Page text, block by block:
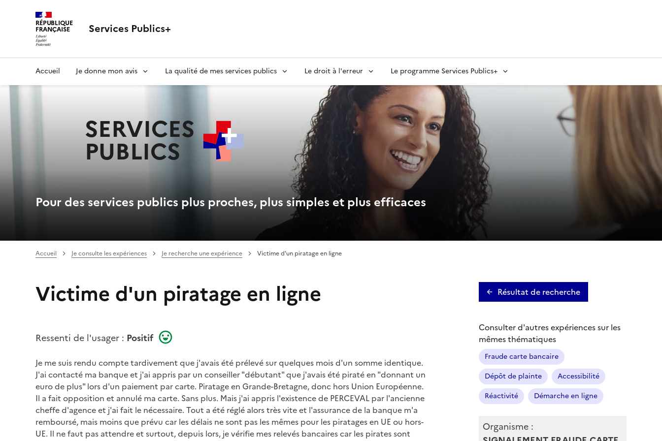
RÉPUBLIQUE
FRANÇAISE Services Publics+
principaleAccueil Je donne mon avis La qualité de mes services publics Le droit à l'erreur Le programme Services Publics+
SERVICES
PUBLICS
Pour des services publics plus proches, plus simples et plus efficaces
Accueil Je consulte les expériences Je recherche une expérience Victime d'un piratage en ligne
Victime d'un piratage en ligne
Ressenti de l'usager : Positif
Je me suis rendu compte tardivement que j'avais été prélevé sur quelques mois d'un somme identique.
J'ai contacté ma banque et j'ai appris par un conseiller "débutant" que j'avais été piraté en "donnant un
euro de plus" lors d'un paiement par carte. Piratage en Grande-Bretagne, donc hors Union Européenne.
Il a fait opposition et annulé ma carte. Sans plus. Mais j'ai appris l'existence de PERCEVAL par l'ancienne
cheffe d'agence et j'ai fait le nécessaire. Tout a été réglé alors très vite et l'assurance de la banque m'a
remboursé, mais moins que prévu car les délais ne sont pas les mêmes pour les piratages en UE ou hors-
UE. Il ne faut pas attendre et surtout, depuis lors, je vérifie mes relevés bancaires car les pirates sont
Résultat de recherche
Consulter d'autres expériences sur les
mêmes thématiques
Fraude carte bancaire
Dépôt de plainte
Accessibilité
Réactivité
Démarche en ligne
Organisme :